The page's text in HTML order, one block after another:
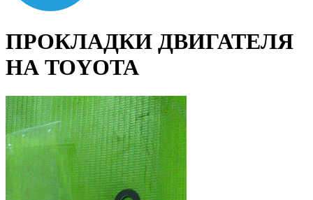
ПРОКЛАДКИ ДВИГАТЕЛЯ
НА TOYOTA